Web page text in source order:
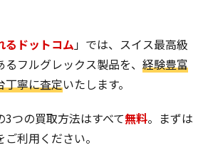
るドットコム」では、スイス最高級
フルグレックス製品を、 経験豊富
丁寧に査定いたします。
つの買取方法はすべて無料。まずは
ご利用ください。